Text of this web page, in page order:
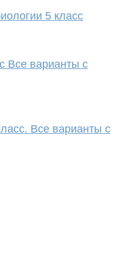
5 класс
Все варианты с
Все варианты с